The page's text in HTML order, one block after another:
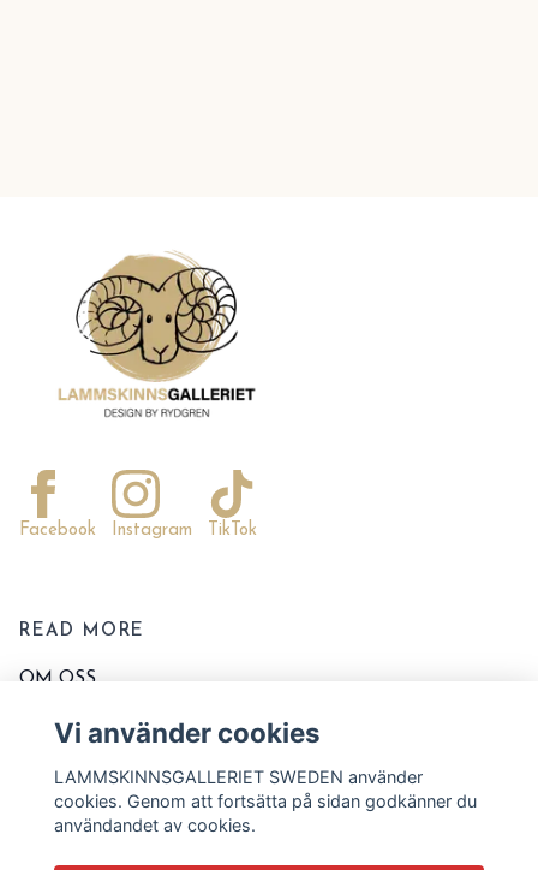
Facebook Instagram TikTok
READ MORE
OM OSS
KÖPVILLKOR
TVÄTT OCH SKÖTSELRÅD
Vi använder cookies
LAMMSKINNSGALLERIET SWEDEN använder
cookies. Genom att fortsätta på sidan godkänner du
användandet av cookies.